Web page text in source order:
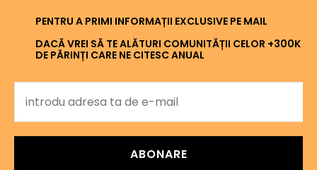
PENTRU A PRIMI INFORMAȚII EXCLUSIVE PE MAIL
DACĂ VREI SĂ TE ALĂTURI COMUNITĂȚII CELOR +300K
DE PĂRINȚI CARE NE CITESC ANUAL
ABONARE